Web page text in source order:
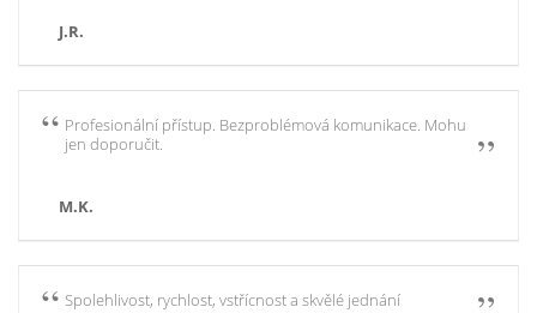
J.R.
Profesionální přístup. Bezproblémová komunikace. Mohu
jen doporučit.
M.K.
Spolehlivost, rychlost, vstřícnost a skvělé jednání